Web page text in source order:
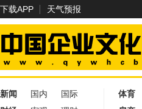
下载APP 天气预报
新闻 国内
国际
体育